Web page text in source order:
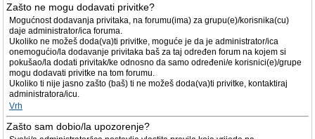
Zašto ne mogu dodavati privitke?
Mogućnost dodavanja privitaka, na forumu(ima) za grupu(e)/korisnika(cu)
daje administrator/ica foruma.
Ukoliko ne možeš doda(va)ti privitke, moguće je da je administrator/ica
onemogućio/la dodavanje privitaka baš za taj određen forum na kojem si
pokušao/la dodati privitak/ke odnosno da samo određeni/e korisnici(e)/grupe
mogu dodavati privitke na tom forumu.
Ukoliko ti nije jasno zašto (baš) ti ne možeš doda(va)ti privitke, kontaktiraj
administratora/icu.
Vrh
Zašto sam dobio/la upozorenje?